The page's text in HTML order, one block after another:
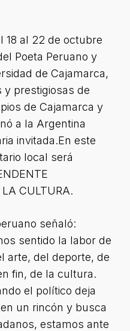
18 al 22 de octubre
Poeta Peruano y
de Cajamarca,
y prestigiosas de
de Cajamarca y
a la Argentina
invitada.En este
local será
CULTURA.
señaló:
sentido la labor de
arte, del deporte, de
fin, de la cultura.
el político deja
un rincón y busca
estamos ante